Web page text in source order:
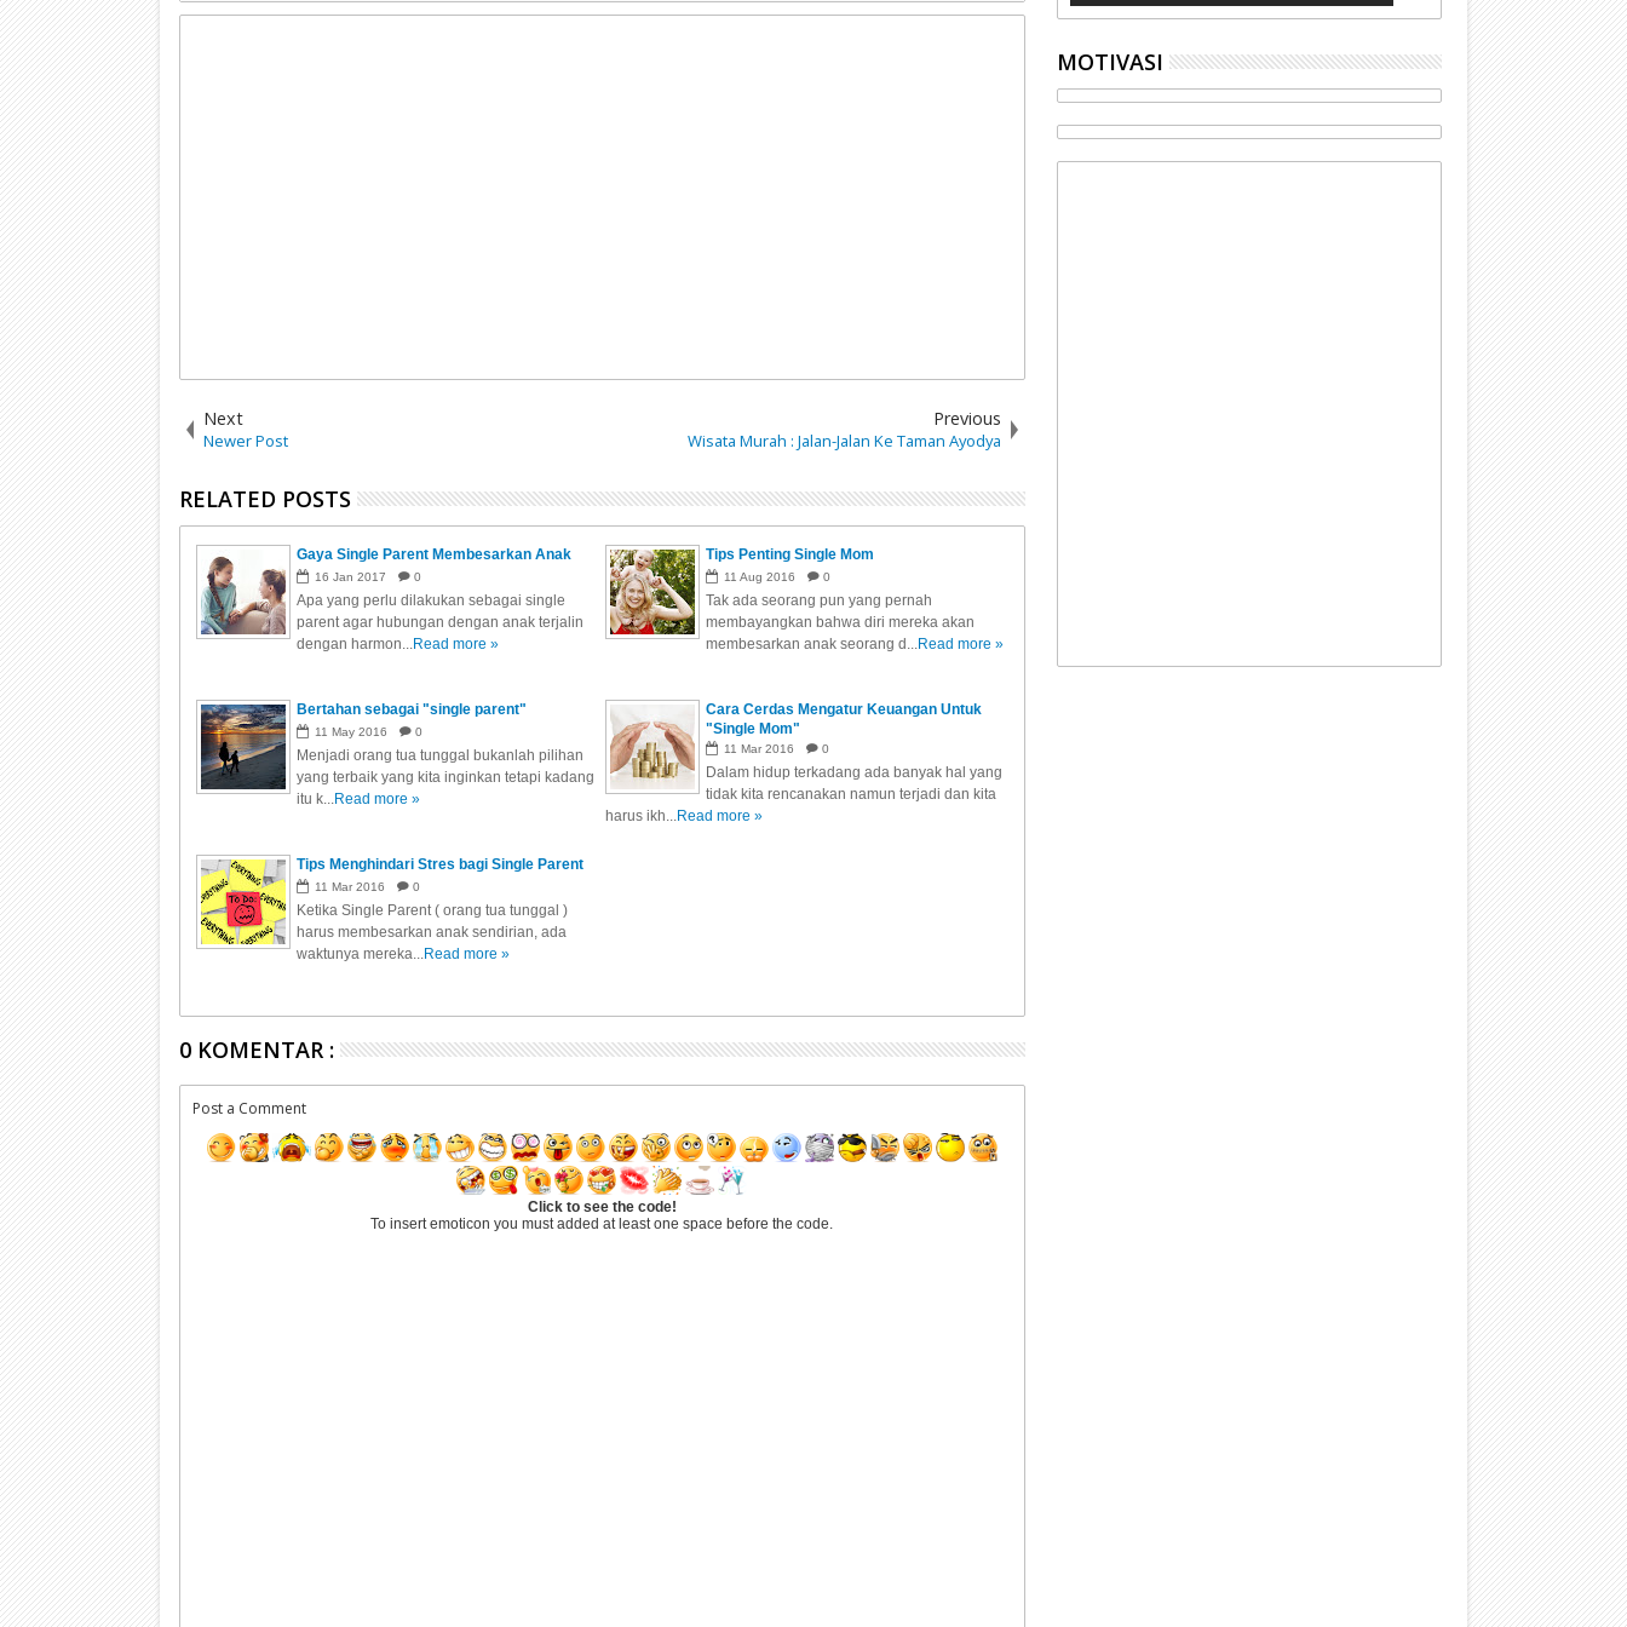
Next
Newer Post
Previous
Wisata Murah : Jalan-Jalan Ke Taman Ayodya
RELATED POSTS
Gaya Single Parent Membesarkan Anak
16 Jan 2017 0
Apa yang perlu dilakukan sebagai single
parent agar hubungan dengan anak terjalin
dengan harmon...Read more »
Tips Penting Single Mom
11 Aug 2016 0
Tak ada seorang pun yang pernah
membayangkan bahwa diri mereka akan
membesarkan anak seorang d...Read more »
Bertahan sebagai "single parent"
11 May 2016 0
Menjadi orang tua tunggal bukanlah pilihan
yang terbaik yang kita inginkan tetapi kadang
itu k...Read more »
Cara Cerdas Mengatur Keuangan Untuk
"Single Mom"
11 Mar 2016 0
Dalam hidup terkadang ada banyak hal yang
tidak kita rencanakan namun terjadi dan kita
harus ikh...Read more »
Tips Menghindari Stres bagi Single Parent
11 Mar 2016 0
Ketika Single Parent ( orang tua tunggal )
harus membesarkan anak sendirian, ada
waktunya mereka...Read more »
0 KOMENTAR :
Post a Comment
Click to see the code!
To insert emoticon you must added at least one space before the code.
MOTIVASI